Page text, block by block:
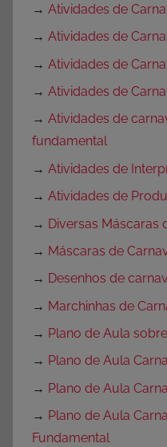
→ Atividades de
→ Atividades de
→ Atividades de
→ Atividades de
→ Atividades de
fundamental
→ Atividades de
→ Atividades de
→ Diversas Máscaras
→ Máscaras de
→ Desenhos de
→ Marchinhas de
→ Plano de Aula
→ Plano de Aula
→ Plano de Aula
→ Plano de Aula
Fundamental